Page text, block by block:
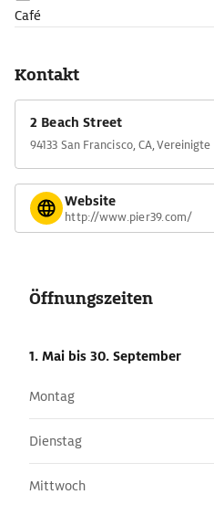
Karussell oder The Flyer
Wetter lohnt es sich die
und zugleich bekanntesten
Café
Kontakt
2 Beach Street
94133 San Francisco, CA,
Website
http://www.pier39.com/
Öffnungszeiten
1. Mai bis 30. September
Montag
Dienstag
Mittwoch